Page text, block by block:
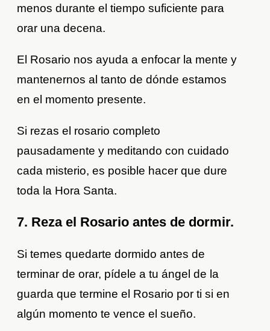
menos durante el tiempo suficiente para
orar una decena.
El Rosario nos ayuda a enfocar la mente y
mantenernos al tanto de dónde estamos
en el momento presente.
Si rezas el rosario completo
pausadamente y meditando con cuidado
cada misterio, es posible hacer que dure
toda la Hora Santa.
7. Reza el Rosario antes de dormir.
Si temes quedarte dormido antes de
terminar de orar, pídele a tu ángel de la
guarda que termine el Rosario por ti si en
algún momento te vence el sueño.